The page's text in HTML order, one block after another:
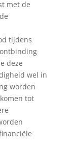
met de
tijdens
deze
wel in
worden
tot